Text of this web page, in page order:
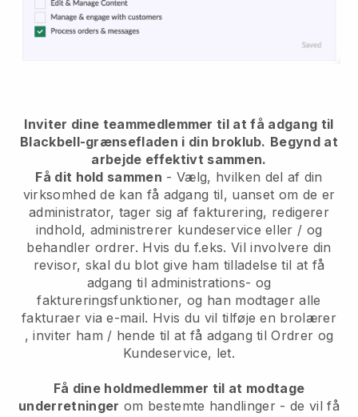
Inviter dine teammedlemmer til at få adgang til
Blackbell-grænsefladen i din broklub. Begynd at
arbejde effektivt sammen.
Få dit hold sammen - Vælg, hvilken del af din
virksomhed de kan få adgang til, uanset om de er
administrator, tager sig af fakturering, redigerer
indhold, administrerer kundeservice eller / og
behandler ordrer. Hvis du f.eks. Vil involvere din
revisor, skal du blot give ham tilladelse til at få
adgang til administrations- og
faktureringsfunktioner, og han modtager alle
fakturaer via e-mail. Hvis du vil tilføje en brolærer
, inviter ham / hende til at få adgang til Ordrer og
Kundeservice, let.
Få dine holdmedlemmer til at modtage
underretninger om bestemte handlinger - de vil få